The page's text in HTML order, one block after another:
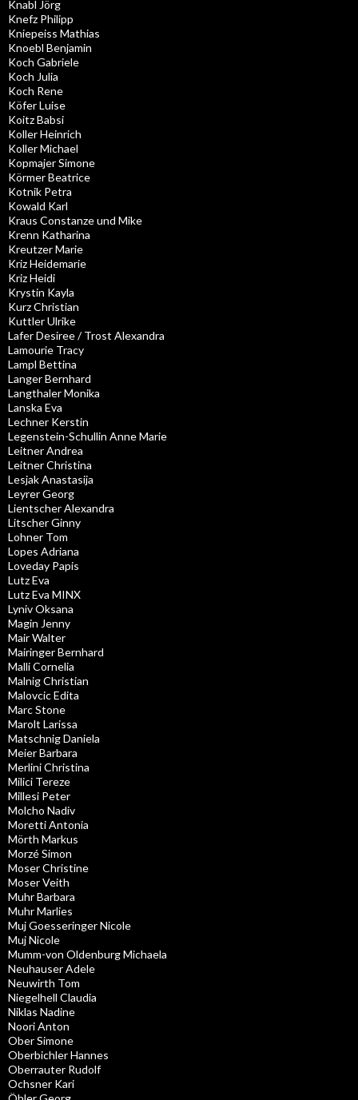
Knabl Jörg
Knefz Philipp
Kniepeiss Mathias
Knoebl Benjamin
Koch Gabriele
Koch Julia
Koch Rene
Köfer Luise
Koitz Babsi
Koller Heinrich
Koller Michael
Kopmajer Simone
Körmer Beatrice
Kotnik Petra
Kowald Karl
Kraus Constanze und Mike
Krenn Katharina
Kreutzer Marie
Kriz Heidemarie
Kriz Heidi
Krystin Kayla
Kurz Christian
Kuttler Ulrike
Lafer Desiree / Trost Alexandra
Lamourie Tracy
Lampl Bettina
Langer Bernhard
Langthaler Monika
Lanska Eva
Lechner Kerstin
Legenstein-Schullin Anne Marie
Leitner Andrea
Leitner Christina
Lesjak Anastasija
Leyrer Georg
Lientscher Alexandra
Litscher Ginny
Lohner Tom
Lopes Adriana
Loveday Papis
Lutz Eva
Lutz Eva MINX
Lyniv Oksana
Magin Jenny
Mair Walter
Mairinger Bernhard
Malli Cornelia
Malnig Christian
Malovcic Edita
Marc Stone
Marolt Larissa
Matschnig Daniela
Meier Barbara
Merlini Christina
Milici Tereze
Millesi Peter
Molcho Nadiv
Moretti Antonia
Mörth Markus
Morzé Simon
Moser Christine
Moser Veith
Muhr Barbara
Muhr Marlies
Muj Goesseringer Nicole
Muj Nicole
Mumm-von Oldenburg Michaela
Neuhauser Adele
Neuwirth Tom
Niegelhell Claudia
Niklas Nadine
Noori Anton
Ober Simone
Oberbichler Hannes
Oberrauter Rudolf
Ochsner Kari